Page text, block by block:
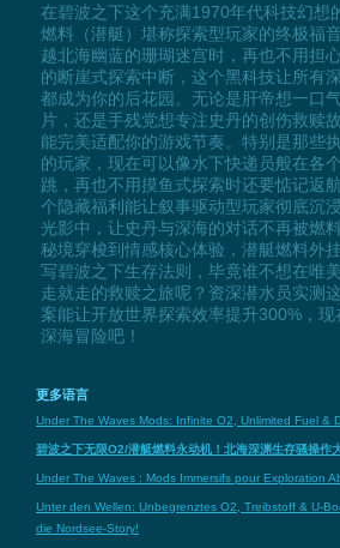
在碧波之下这个充满1970年代科技幻想
燃料（潜艇）堪称探索型玩家的终极福
越北海幽蓝的珊瑚迷宫时，再也不用担
的断崖式探索中断，这个黑科技让所有
都成为你的后花园。无论是肝帝想一口
片，还是手残党想专注史丹的创伤救赎
能完美适配你的游戏节奏。特别是那些
的玩家，现在可以像水下快递员般在各
跳，再也不用摸鱼式探索时还要惦记返
个隐藏福利能让叙事驱动型玩家彻底沉
光影中，让史丹与深海的对话不再被燃
秘境穿梭到情感核心体验，潜艇燃料外
写碧波之下生存法则，毕竟谁不想在唯
走就走的救赎之旅呢？资深潜水员实测
案能让开放世界探索效率提升300%，
深海冒险吧！
更多语言
Under The Waves Mods: Infinite O2, Unlimited Fuel &
碧波之下无限O2/潜艇燃料永动机！北海深渊生存骚操作
Under The Waves : Mods Immersifs pour Exploration
Unter den Wellen: Unbegrenztes O2, Treibstoff & U-
die Nordsee-Story!